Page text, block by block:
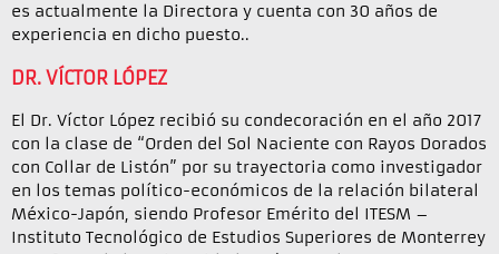
es actualmente la Directora y cuenta con 30 años de
experiencia en dicho puesto..
DR. VÍCTOR LÓPEZ
El Dr. Víctor López recibió su condecoración en el año 2017
con la clase de “Orden del Sol Naciente con Rayos Dorados
con Collar de Listón” por su trayectoria como investigador
en los temas político-económicos de la relación bilateral
México-Japón, siendo Profesor Emérito del ITESM –
Instituto Tecnológico de Estudios Superiores de Monterrey